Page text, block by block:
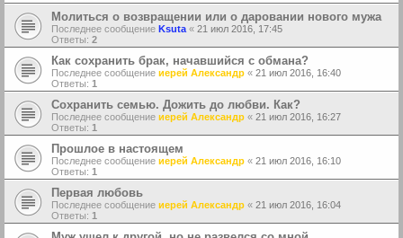
Молиться о возвращении или о даровании нового мужа
Последнее сообщение Ksuta « 21 июл 2016, 17:45
Ответы: 2
Как сохранить брак, начавшийся с обмана?
Последнее сообщение иерей Александр « 21 июл 2016, 16:40
Ответы: 1
Сохранить семью. Дожить до любви. Как?
Последнее сообщение иерей Александр « 21 июл 2016, 16:27
Ответы: 1
Прошлое в настоящем
Последнее сообщение иерей Александр « 21 июл 2016, 16:10
Ответы: 1
Первая любовь
Последнее сообщение иерей Александр « 21 июл 2016, 16:04
Ответы: 1